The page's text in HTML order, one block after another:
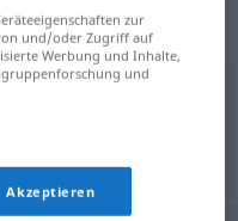
zur
und/oder Zugriff auf
Werbung und Inhalte,
und
Akzeptieren